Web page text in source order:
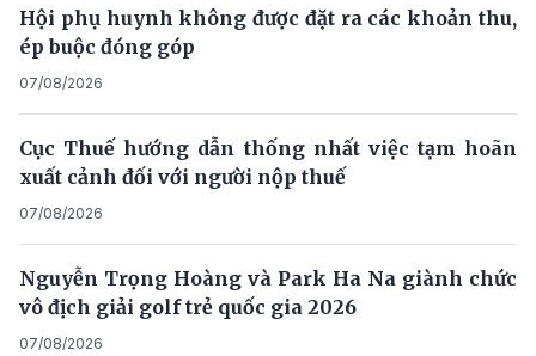
Hội phụ huynh không được đặt ra các khoản thu,
ép buộc đóng góp
07/08/2026
Cục Thuế hướng dẫn thống nhất việc tạm hoãn
xuất cảnh đối với người nộp thuế
07/08/2026
Nguyễn Trọng Hoàng và Park Ha Na giành chức
vô địch giải golf trẻ quốc gia 2026
07/08/2026